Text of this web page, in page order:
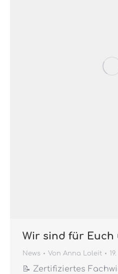
Wir sind für Euch
News Von Anna Loleit
📝 Zertifiziertes